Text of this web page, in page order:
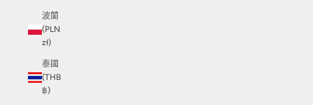
波蘭
(PLN
zł)
泰國
(THB
฿)